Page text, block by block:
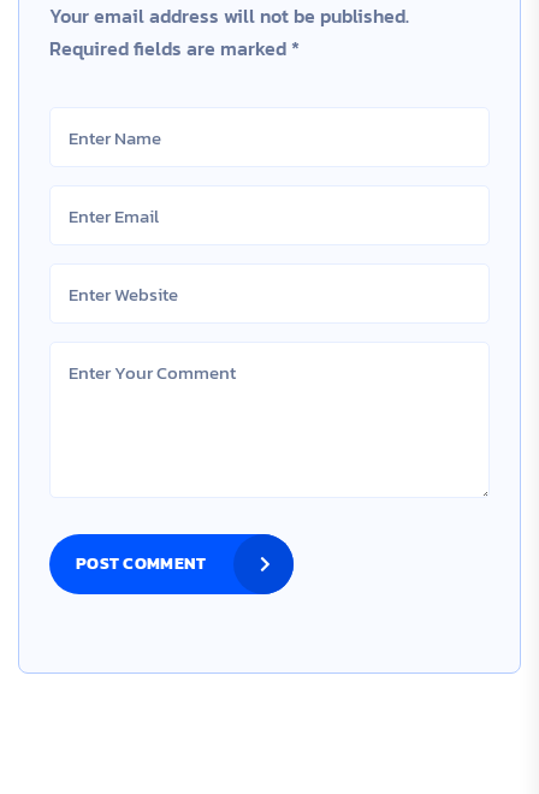
Your email address will not be published.
Required fields are marked *
POST COMMENT